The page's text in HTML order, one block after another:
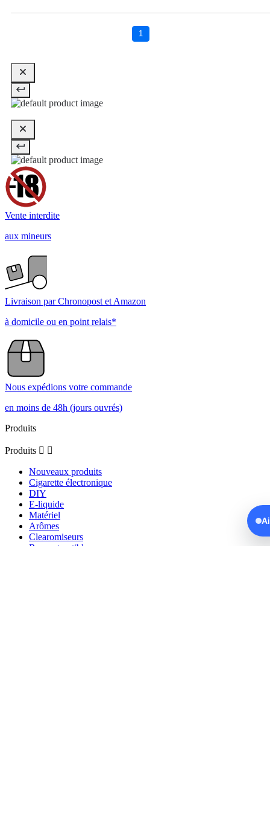
1
Vente interdite
aux mineurs
Livraison par Chronopost et Amazon
à domicile ou en point relais*
Nous expédions votre commande
en moins de 48h (jours ouvrés)
Produits
Produits  
Nouveaux produits
Cigarette électronique
DIY
E-liquide
Matériel
Arômes
Clearomiseurs
Reconstructibles